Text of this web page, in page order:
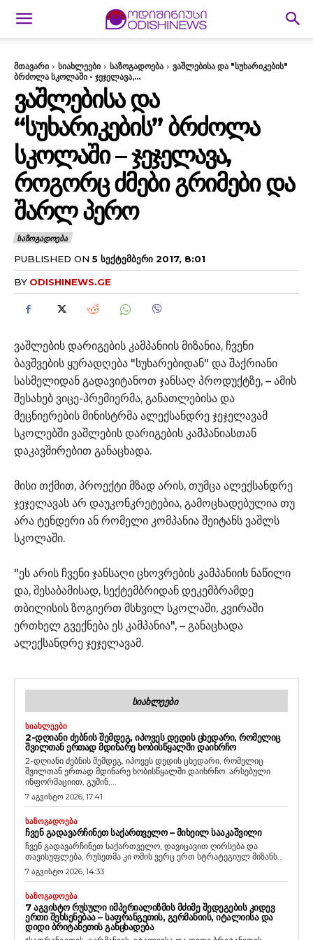
მთავარი სიახლეები საზოგადოება
ვაშლებისა და "სუხარიკების"
ბრძოლა სკოლაში - ჯეჯელავა,...
ᲕᲐᲨᲚᲔᲑᲘᲡᲐ ᲓᲐ
“ᲡᲣᲮᲐᲠᲘᲙᲔᲑᲘᲡ” ᲑᲠᲫᲝᲚᲐ
ᲡᲙᲝᲚᲐᲨᲘ – ᲯᲔᲯᲔᲚᲐᲕᲐ,
ᲠᲝᲒᲝᲠᲪ ᲫᲛᲔᲑᲘ ᲒᲠᲘᲛᲔᲑᲘ ᲓᲐ
ᲨᲐᲠᲚ ᲞᲔᲠᲝ
ᲡᲐᲖᲝᲒᲐᲓᲝᲔᲑᲐ
PUBLISHED ON 5 ᲡᲔᲥᲢᲔᲛᲑᲔᲠᲘ 2017, 8:01
BY ODISHINEWS.GE
ვაშლების დარიგების კამპანიის მიზანია, ჩვენი
ბავშვების ყურადღება "სუხარებიდან" და შაქრიანი
სასმელიდან გადავიტანოთ ჯანსაღ პროდუქტზე, – ამის
შესახებ ვიცე-პრემიერმა, განათლებისა და
მეცნიერების მინისტრმა ალექსანდრე ჯეჯელავამ
სკოლებში ვაშლების დარიგების კამპანიასთან
დაკავშირებით განაცხადა.
მისი თქმით, პროექტი მზად არის, თუმცა ალექსანდრე
ჯეჯელავას არ დაუკონკრეტებია, გამოცხადებულია თუ
არა ტენდერი ან რომელი კომპანია შეიტანს ვაშლს
სკოლაში.
"ეს არის ჩვენი ჯანსაღი ცხოვრების კამპანიის ნაწილი
და, შესაბამისად, სექტემბრიდან დეკემბრამდე
თბილისის ზოგიერთ მსხვილ სკოლაში, კვირაში
ერთხელ გვექნება ეს კამპანია", – განაცხადა
ალექსანდრე ჯეჯელავამ.
ᲡᲘᲐᲮᲚᲔᲔᲑᲘ
ᲡᲘᲐᲮᲚᲔᲔᲑᲘ
2-ᲓᲦᲘᲐᲜᲘ ᲫᲔᲑᲜᲘᲡ ᲨᲔᲛᲓᲔᲒ, ᲘᲞᲝᲕᲔᲡ ᲓᲔᲓᲘᲡ ᲪᲮᲔᲓᲐᲠᲘ, ᲠᲝᲛᲔᲚᲘᲪ
ᲨᲕᲘᲚᲗᲐᲜ ᲔᲠᲗᲐᲓ ᲛᲓᲘᲜᲐᲠᲔ ᲮᲝᲑᲘᲡᲬᲧᲐᲚᲨᲘ ᲓᲐᲘᲮᲠᲩᲝ
2-დღიანი ძებნის შემდეგ, იპოვეს დედის ცხედარი, რომელიც
შვილთან ერთად მდინარე ხობისწყალში დაიხრჩო. არსებული
ინფორმაციით, გუშინ,...
7 აგვისტო 2026, 17:41
ᲡᲐᲖᲝᲒᲐᲓᲝᲔᲑᲐ
ᲩᲕᲔᲜ ᲒᲐᲓᲐᲕᲐᲠᲩᲘᲜᲔᲗ ᲡᲐᲥᲐᲠᲗᲕᲔᲚᲝ – ᲛᲘᲮᲔᲘᲚ ᲡᲐᲐᲙᲐᲨᲕᲘᲚᲘ
ჩვენ გადავარჩინეთ საქართველო, დავიცავით ღირსება და
თავისუფლება, რუსეთმა კი ომის ვერც ერთ სტრატეგიულ მიზანს...
7 აგვისტო 2026, 14:33
ᲡᲐᲖᲝᲒᲐᲓᲝᲔᲑᲐ
7 ᲐᲒᲕᲘᲡᲢᲝ ᲠᲣᲡᲣᲚᲘ ᲘᲛᲞᲔᲠᲘᲐᲚᲘᲖᲛᲘᲡ ᲛᲫᲘᲛᲔ ᲨᲔᲓᲔᲒᲔᲑᲘᲡ ᲙᲘᲓᲔᲕ
ᲔᲠᲗᲘ ᲨᲔᲮᲡᲔᲜᲔᲑᲐᲐ – ᲡᲐᲤᲠᲐᲜᲒᲔᲗᲘᲡ, ᲒᲔᲠᲛᲐᲜᲘᲘᲡ, ᲘᲢᲐᲚᲘᲘᲡᲐ ᲓᲐ
ᲓᲘᲓᲘ ᲑᲠᲘᲢᲐᲜᲔᲗᲘᲡ ᲒᲐᲜᲪᲮᲐᲓᲔᲑᲐ